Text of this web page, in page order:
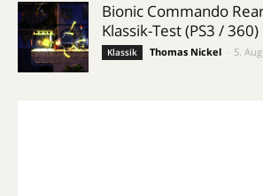
Bionic Commando
Klassik-Test (PS3 / 360)
Klassik Thomas Nickel 5.